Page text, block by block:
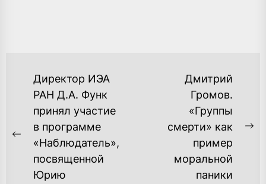
НАВИГАЦИЯ
ЗАПИСЯМ
Previous
post:
Директор ИЭА
РАН Д.А. Функ
принял участие
в программе
«Наблюдатель»,
посвященной
Юрию
Дмитрий
Громов.
«Группы
смерти» как
пример
моральной
паники